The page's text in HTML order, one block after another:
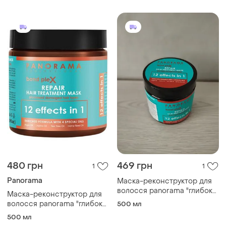
480 грн 1
Panorama
Маска-реконструктор для
волосся panorama "глибоке
відновлення", 500 мл
500 мл
469 грн 1
Маска-реконструктор для
волосся panorama "глибоке
відновлення", 500 мл
500 мл